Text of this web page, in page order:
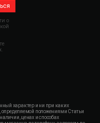
о
характер и ни при каких
определяемой положениями Статьи
ценах и способах